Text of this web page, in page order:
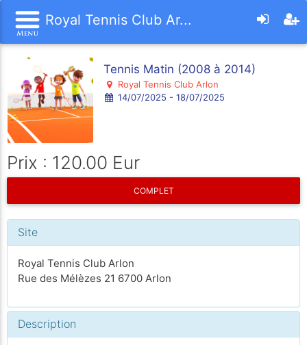
Royal Tennis Club Ar...
Tennis Matin (2008 à 2014)
Royal Tennis Club Arlon
14/07/2025 - 18/07/2025
Prix : 120.00 Eur
COMPLET
Site
Royal Tennis Club Arlon
Rue des Mélèzes 21 6700 Arlon
Description